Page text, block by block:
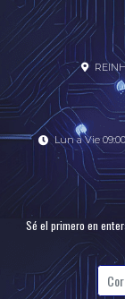
Lun a Vie
Sé el primero en